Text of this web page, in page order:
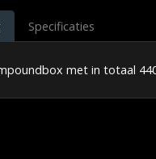
Specificaties
met in totaal